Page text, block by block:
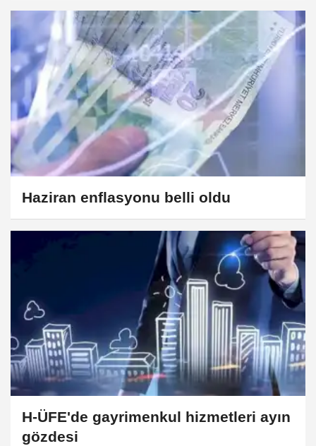
Haziran enflasyonu belli oldu
H-ÜFE'de gayrimenkul hizmetleri ayın
gözdesi